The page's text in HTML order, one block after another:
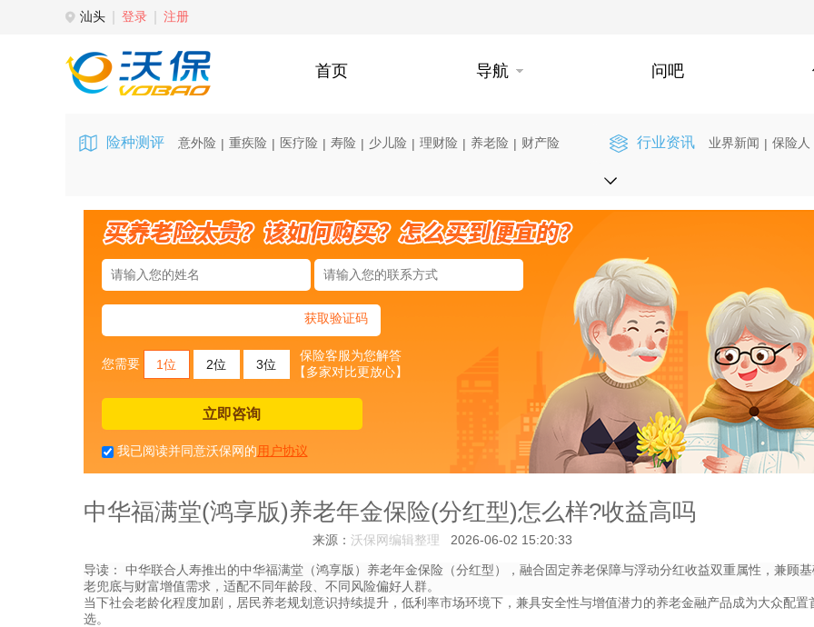
汕头 登录 注册
首页 导航 问吧
险种测评 意外险 | 重疾险 | 医疗险 | 寿险 | 少儿险 | 理财险 | 养老险 | 财产险 行业资讯 业界新闻 | 保险人
获取验证码
您需要 1位 2位 3位
保险客服为您解答
【多家对比更放心】
立即咨询
我已阅读并同意沃保网的 用户协议
中华福满堂(鸿享版)养老年金保险(分红型)怎么样?收益高吗
来源： 沃保网编辑整理 2026-06-02 15:20:33
导读：
中华联合人寿推出的中华福满堂（鸿享版）养老年金保险（分红型），融合固定养老保障与浮动分红收益双重属性，兼顾
老兜底与财富增值需求，适配不同年龄段、不同风险偏好人群。
当下社会老龄化程度加剧，居民养老规划意识持续提升，低利率市场环境下，兼具安全性与增值潜力的养老金融产品成为大众配置
选。